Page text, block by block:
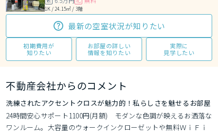
1K / 24.15㎡ / 3階
最新の空室状況が知りたい
初期費用が
知りたい
お部屋の詳しい
情報を知りたい
実際に
見学したい
不動産会社からのコメント
洗練されたアクセントクロスが魅力的！私らしさを魅せるお部屋
24時間安心サポート1100円(月額)　モダンな色調が映えるお洒落な
ワンルーム。大容量のウォークインクローゼットや無料ＷｉＦｉ